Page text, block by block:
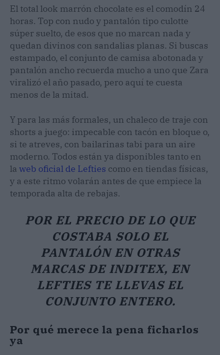
El total look marrón chocolate es el comodín 24
horas. Top con nudo y pantalón tipo culotte
súper suelto, de esos que no marcan nada y
quedan divinos con sandalias planas. Si buscas
estampado, el conjunto de camisa abotonada y
pantalón ancho recuerda mucho a uno que Zara
viralizó el año pasado, pero aquí te cuesta
menos de la mitad.
Y para las más formales, un chaleco de traje con
shorts a juego: impecable con tacón en bloque o,
si te atreves, con bailarinas tabi para un aire
moderno. Todos están ya disponibles tanto en
la web oficial de Lefties como en tiendas físicas,
y a este ritmo volarán antes de que empiece la
temporada alta de rebajas.
POR EL PRECIO DE LO QUE
COSTABA SOLO EL
PANTALÓN EN OTRAS
MARCAS DE INDITEX, EN
LEFTIES TE LLEVAS EL
CONJUNTO ENTERO.
Por qué merece la pena ficharlos
ya